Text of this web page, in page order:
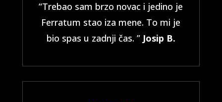
“Trebao sam brzo novac i jedino je
Ferratum stao iza mene. To mi je
bio spas u zadnji čas. ” Josip B.